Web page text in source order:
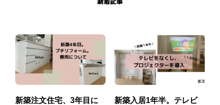
新築注文住宅、3年目に
新築入居1年半。テレビ